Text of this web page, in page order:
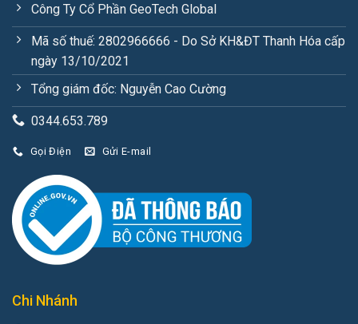
Công Ty Cổ Phần GeoTech Global
Mã số thuế: 2802966666 - Do Sở KH&ĐT Thanh Hóa cấp
ngày 13/10/2021
Tổng giám đốc: Nguyễn Cao Cường
0344.653.789
Gọi Điện Gửi E-mail
Chi Nhánh